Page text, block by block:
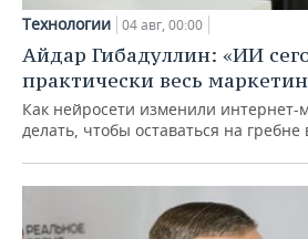
Технологии 04 авг, 00:00
Айдар Гибадуллин: «ИИ
практически весь
Как нейросети изменили интернет-
делать, чтобы оставаться на гребне